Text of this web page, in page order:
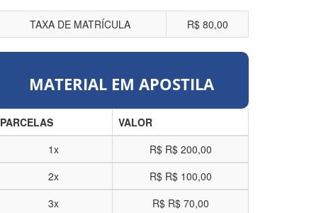
TAXA DE MATRÍCULA R$ 80,00
MATERIAL EM APOSTILA
PARCELAS
VALOR
1x
R$ R$ 200,00
2x
R$ R$ 100,00
3x
R$ R$ 70,00